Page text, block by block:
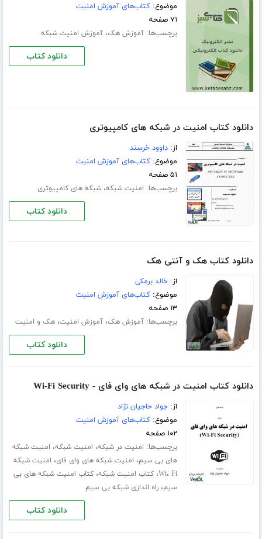
موضوع:کتاب‌های آموزش امنیت
۷۱ صفحه
برچسب‌ها:آموزش هک،آموزش امنیت شبکه
دانلود کتاب
دانلود کتاب امنیت در شبکه های کامپیوتری
از:داوود خرسند
موضوع:کتاب‌های آموزش امنیت
۵۱ صفحه
برچسب‌ها: امنیت شبکه،شبکه های کامپیوتری
دانلود کتاب
دانلود کتاب هک و آنتی هک
از:خالد برمکی
موضوع:کتاب‌های آموزش امنیت
۱۳ صفحه
برچسب‌ها:آموزش هک،آموزش امنیت،هک و امنیت
دانلود کتاب
دانلود کتاب امنیت در شبکه های وای فای - Wi-Fi Security
از:جواد حاجیان نژاد
موضوع:کتاب‌های آموزش امنیت
۱۰۲ صفحه
برچسب‌ها: امنیت در شبکه، امنیت شبکه، امنیت شبکه
های بی سیم، امنیت شبکه های وای فای، امنیت شبکه
Wi، Fi ،کتاب امنیت شبکه،کتاب امنیت شبکه های بی
سیم،راه اندازی شبکه بی سیم
دانلود کتاب